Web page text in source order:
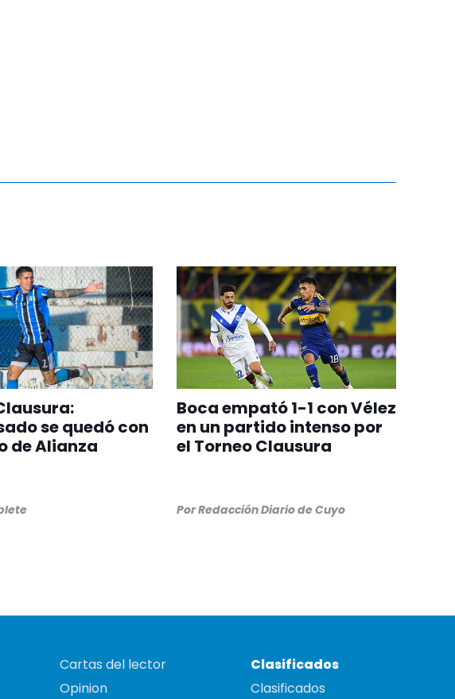
se quedó con
de Alianza
Boca empató 1-1 con Vélez
en un partido intenso por
el Torneo Clausura
PorRedacción Diario de Cuyo
Cartas del lector
Opinion
Clasificados
Clasificados